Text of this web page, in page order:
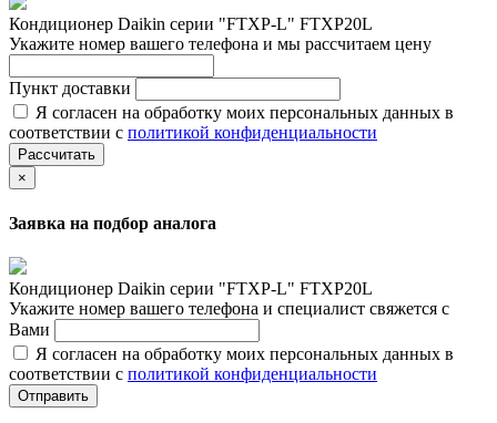
Кондиционер Daikin серии "FTXP-L" FTXP20L
Укажите номер вашего телефона и мы рассчитаем цену
Пункт доставки
Я согласен на обработку моих персональных данных в
соответствии с политикой конфиденциальности
Рассчитать
×
Заявка на подбор аналога
Кондиционер Daikin серии "FTXP-L" FTXP20L
Укажите номер вашего телефона и специалист свяжется с
Вами
Я согласен на обработку моих персональных данных в
соответствии с политикой конфиденциальности
Отправить